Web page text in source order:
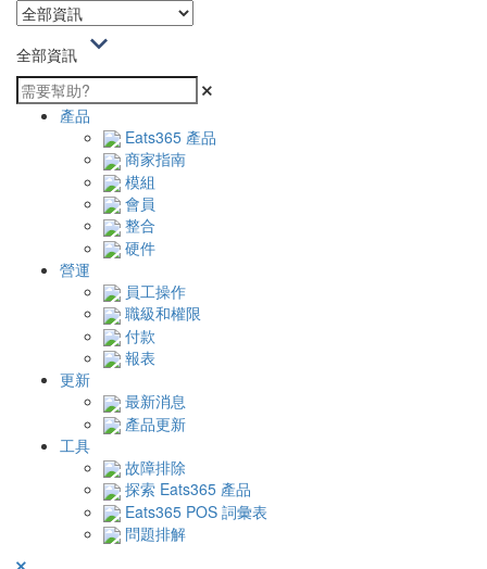
全部資訊
產品
Eats365 產品
商家指南
模組
會員
整合
硬件
營運
員工操作
職級和權限
付款
報表
更新
最新消息
產品更新
工具
故障排除
探索 Eats365 產品
Eats365 POS 詞彙表
問題排解